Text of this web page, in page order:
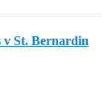
v St. Bernardin